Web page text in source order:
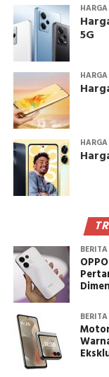
5G
BERITA
BERITA